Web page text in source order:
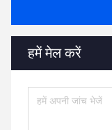
हमें मेल करें